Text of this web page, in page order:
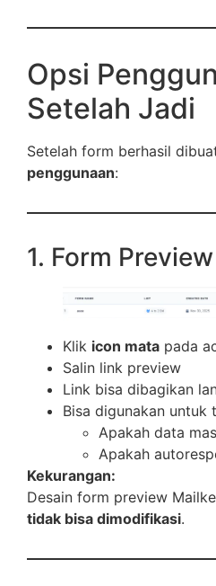
Opsi
Setelah Jadi
Setelah form berhasil
penggunaan:
1. Form
Klik icon mata pada
Salin link preview
Link bisa dibagikan
Bisa digunakan untuk
Apakah data
Apakah
Kekurangan:
Desain form preview
tidak bisa dimodifikasi.